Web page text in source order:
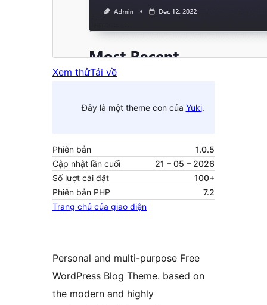
Xem thửTải về
Đây là một theme con của Yuki.
Phiên bản
1.0.5
Cập nhật lần cuối
21 – 05 – 2026
Số lượt cài đặt
100+
Phiên bản PHP
7.2
Trang chủ của giao diện
Personal and multi-purpose Free
WordPress Blog Theme. based on
the modern and highly